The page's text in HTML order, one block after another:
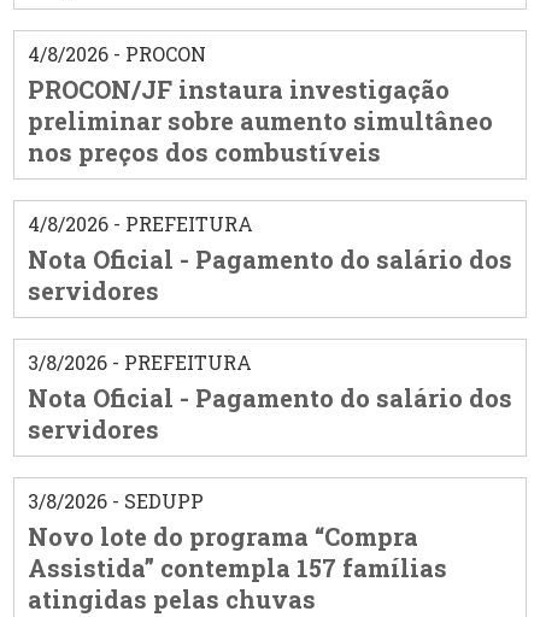
4/8/2026 - PROCON
PROCON/JF instaura investigação
preliminar sobre aumento simultâneo
nos preços dos combustíveis
4/8/2026 - PREFEITURA
Nota Oficial - Pagamento do salário dos
servidores
3/8/2026 - PREFEITURA
Nota Oficial - Pagamento do salário dos
servidores
3/8/2026 - SEDUPP
Novo lote do programa “Compra
Assistida” contempla 157 famílias
atingidas pelas chuvas